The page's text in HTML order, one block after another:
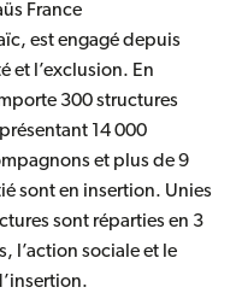
France
est engagé depuis
et l’exclusion. En
300 structures
14 000
et plus de 9
sont en insertion. Unies
sont réparties en 3
l’action sociale et le